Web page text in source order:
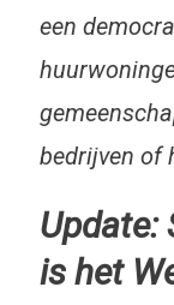
een
bedrijven of
Update:
is het